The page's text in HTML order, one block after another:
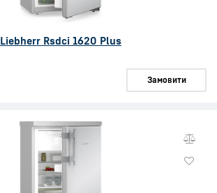
Liebherr Rsdci 1620 Plus
Замовити